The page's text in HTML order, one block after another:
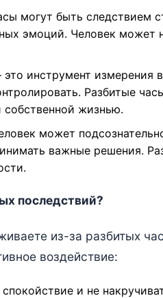
могут быть следствием
эмоций. Человек может
это инструмент измерения
Разбитые
жизнью.
может
важные решения.
последствий?
из-за разбитых
воздействие:
и не